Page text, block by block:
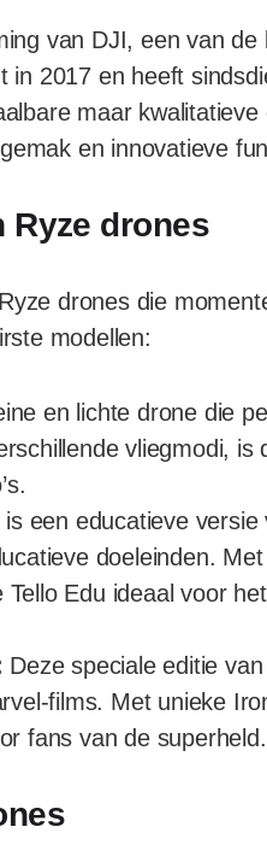
van DJI, een van
in 2017 en heeft
maar
en innovatieve
Ryze drones
drones die
modellen:
en lichte drone die
vliegmodi, is
is een educatieve versie
doeleinden.
Edu ideaal voor
Deze speciale editie
films. Met unieke
fans van de superheld.